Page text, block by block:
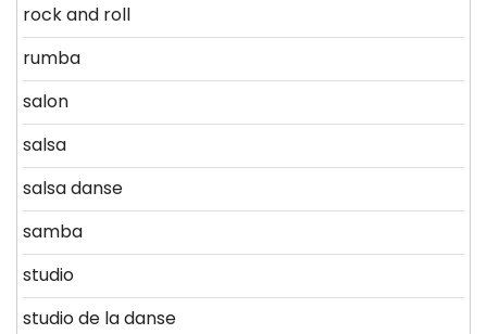
rock and roll
rumba
salon
salsa
salsa danse
samba
studio
studio de la danse